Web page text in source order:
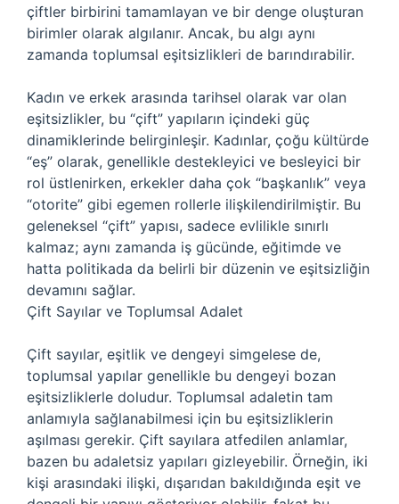
çiftler birbirini tamamlayan ve bir denge oluşturan
birimler olarak algılanır. Ancak, bu algı aynı
zamanda toplumsal eşitsizlikleri de barındırabilir.
Kadın ve erkek arasında tarihsel olarak var olan
eşitsizlikler, bu “çift” yapıların içindeki güç
dinamiklerinde belirginleşir. Kadınlar, çoğu kültürde
“eş” olarak, genellikle destekleyici ve besleyici bir
rol üstlenirken, erkekler daha çok “başkanlık” veya
“otorite” gibi egemen rollerle ilişkilendirilmiştir. Bu
geleneksel “çift” yapısı, sadece evlilikle sınırlı
kalmaz; aynı zamanda iş gücünde, eğitimde ve
hatta politikada da belirli bir düzenin ve eşitsizliğin
devamını sağlar.
Çift Sayılar ve Toplumsal Adalet
Çift sayılar, eşitlik ve dengeyi simgelese de,
toplumsal yapılar genellikle bu dengeyi bozan
eşitsizliklerle doludur. Toplumsal adaletin tam
anlamıyla sağlanabilmesi için bu eşitsizliklerin
aşılması gerekir. Çift sayılara atfedilen anlamlar,
bazen bu adaletsiz yapıları gizleyebilir. Örneğin, iki
kişi arasındaki ilişki, dışarıdan bakıldığında eşit ve